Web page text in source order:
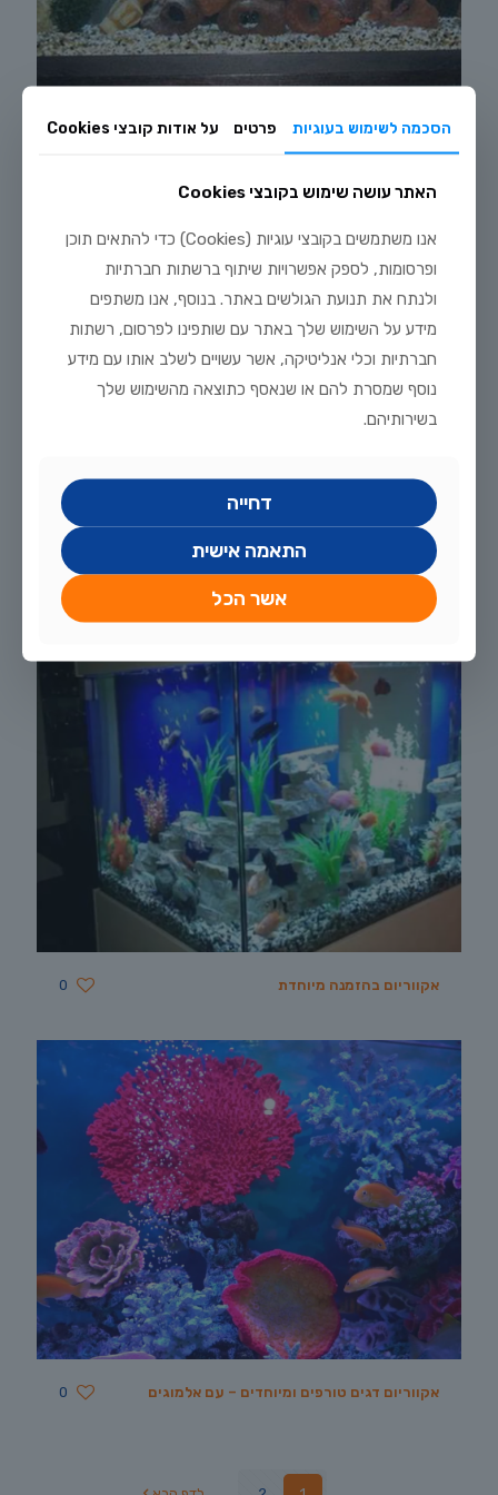
אקווריום בחברת היי טק 0
אקווריום בהזמנה מיוחדת 0
אקווריום דגים טורפים ומיוחדים – עם אלמוגים 0
הסכמה לשימוש בעוגיות פרטים על אודות קובצי Cookies
האתר עושה שימוש בקובצי Cookies
אנו משתמשים בקובצי עוגיות (Cookies) כדי להתאים תוכן
ופרסומות, לספק אפשרויות שיתוף ברשתות חברתיות
ולנתח את תנועת הגולשים באתר. בנוסף, אנו משתפים
מידע על השימוש שלך באתר עם שותפינו לפרסום, רשתות
חברתיות וכלי אנליטיקה, אשר עשויים לשלב אותו עם מידע
נוסף שמסרת להם או שנאסף כתוצאה מהשימוש שלך
בשירותיהם.
דחייה
התאמה אישית
אשר הכל